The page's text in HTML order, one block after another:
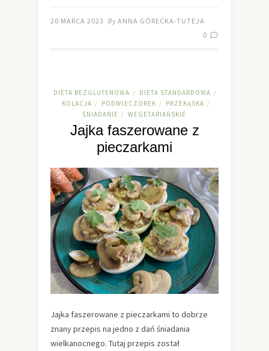
20 MARCA 2023 By ANNA GÓRECKA-TUTEJA
0
DIETA BEZGLUTENOWA / DIETA STANDARDOWA /
KOLACJA / PODWIECZOREK / PRZEKĄSKA /
ŚNIADANIE / WEGETARIAŃSKIE
Jajka faszerowane z
pieczarkami
Jajka faszerowane z pieczarkami to dobrze
znany przepis na jedno z dań śniadania
wielkanocnego. Tutaj przepis został